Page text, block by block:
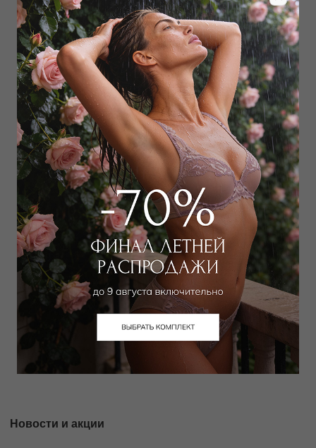
NOTSHY
Свитер
18 000₽ 33 000₽
NOTSHY
Брюки
14 400₽ 27 000₽
NOTSHY
Кардиган
14 400₽ 27 000
Новости и акции